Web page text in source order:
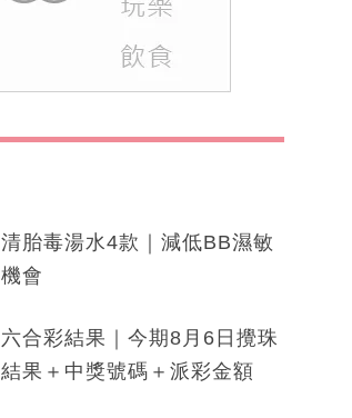
清胎毒湯水4款｜減低BB濕敏
機會
六合彩結果｜今期8月6日攪珠
結果＋中獎號碼＋派彩金額